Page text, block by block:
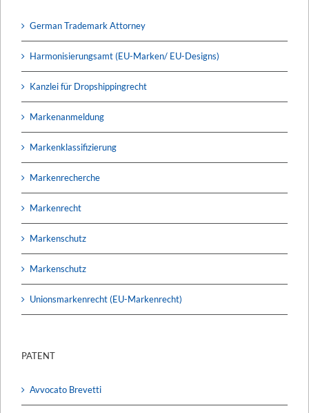
German Trademark Attorney
Harmonisierungsamt (EU-Marken/ EU-Designs)
Kanzlei für Dropshippingrecht
Markenanmeldung
Markenklassifizierung
Markenrecherche
Markenrecht
Markenschutz
Markenschutz
Unionsmarkenrecht (EU-Markenrecht)
PATENT
Avvocato Brevetti